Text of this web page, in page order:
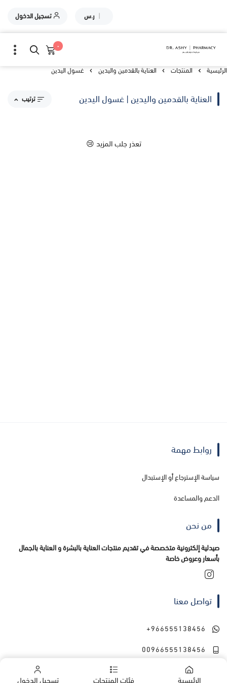
الرئيسية فئات المنتجات تسجيل الدخول
| ر.س تسجيل الدخول
٠
الرئيسية المنتجات العناية بالقدمين واليدين غسول اليدين
العناية بالقدمين واليدين | غسول اليدين ترتيب
الاكثر مبيعاً
تعذر جلب المزيد 😢
روابط مهمة
سياسة الإسترجاع أو الإستبدال
الدعم والمساعدة
من نحن
صيدلية إلكترونية متخصصة في تقديم منتجات العناية بالبشرة و العناية بالجمال
بأسعار وعروض خاصة
تواصل معنا
+966555138456
00966555138456